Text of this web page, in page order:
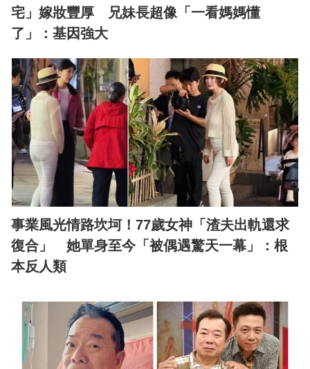
宅」嫁妝豐厚 兄妹長超像「一看媽媽懂
了」：基因強大
事業風光情路坎坷！77歲女神「渣夫出軌還求
復合」 她單身至今「被偶遇驚天一幕」：根
本反人類